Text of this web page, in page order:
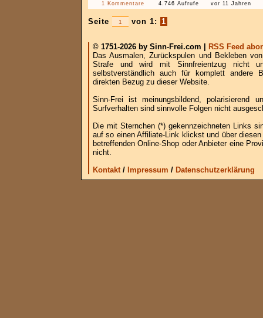
1 Kommentare 4.746 Aufrufe vor 11 Jahren
Seite von 1: 1
© 1751-2026 by Sinn-Frei.com |
RSS Feed
Das Ausmalen, Zurückspulen und Bekleben
Strafe und wird mit Sinnfreientzug nicht
selbstverständlich auch für komplett andere
direkten Bezug zu dieser Website.
Sinn-Frei ist meinungsbildend, polarisierend
Surfverhalten sind sinnvolle Folgen nicht
Die mit Sternchen (*) gekennzeichneten Links
auf so einen Affiliate-Link klickst und über
betreffenden Online-Shop oder Anbieter eine
nicht.
Kontakt/ Impressum / Datenschutzerklärung